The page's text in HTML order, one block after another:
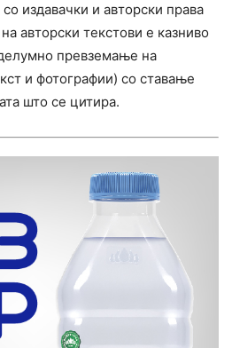
издавачки и авторски права
авторски текстови е казниво
превземање на
и фотографии) со ставање
што се цитира.